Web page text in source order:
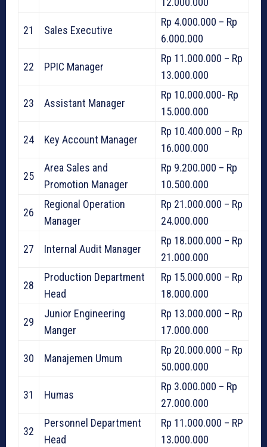
21 Sales Executive
Rp 4.000.000 – Rp
6.000.000
22 PPIC Manager
Rp 11.000.000 – Rp
13.000.000
23 Assistant Manager
Rp 10.000.000- Rp
15.000.000
24 Key Account Manager
Rp 10.400.000 – Rp
16.000.000
25
Area Sales and
Promotion Manager
Rp 9.200.000 – Rp
10.500.000
26
Regional Operation
Manager
Rp 21.000.000 – Rp
24.000.000
27 Internal Audit Manager
Rp 18.000.000 – Rp
21.000.000
28
Production Department
Head
Rp 15.000.000 – Rp
18.000.000
29
Junior Engineering
Manger
Rp 13.000.000 – Rp
17.000.000
30 Manajemen Umum
Rp 20.000.000 – Rp
50.000.000
31 Humas
Rp 3.000.000 – Rp
27.000.000
32
Personnel Department
Head
Rp 11.000.000 – RP
13.000.000